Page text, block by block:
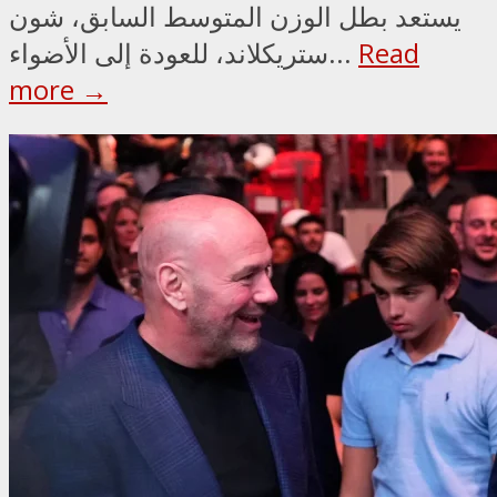
يستعد بطل الوزن المتوسط السابق، شون
ستريكلاند، للعودة إلى الأضواء... Read
more →